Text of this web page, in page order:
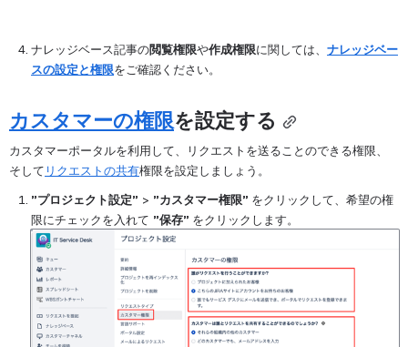
ナレッジベース記事の閲覧権限や作成権限に関しては、 ナレッジベー
スの設定と権限をご確認ください。
カスタマーの権限を設定する
カスタマーポータルを利用して、リクエストを送ることのできる権限、
そして リクエストの共有権限を設定しましょう。
”プロジェクト設定” > ”カスタマー権限” をクリックして、希望の権
限にチェックを入れて ”保存” をクリックします。
を開く